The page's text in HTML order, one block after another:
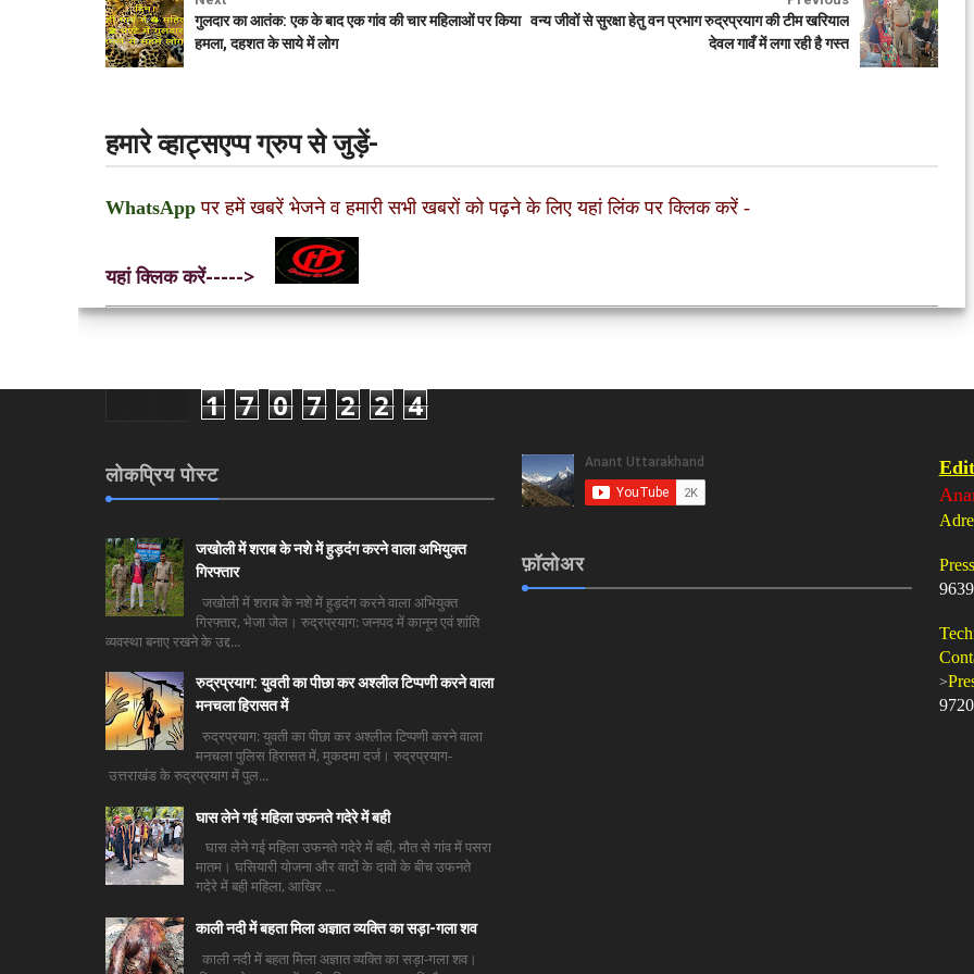
गुलदार का आतंक: एक के बाद एक गांव की चार महिलाओं पर किया
हमला, दहशत के साये में लोग
वन्य जीवों से सुरक्षा हेतु वन प्रभाग रुद्रप्रयाग की टीम खरियाल
देवल गावँ में लगा रही है गस्त
हमारे व्हाट्सएप्प ग्रुप से जुड़ें-
WhatsApp पर हमें खबरें भेजने व हमारी सभी खबरों को पढ़ने के लिए यहां लिंक पर क्लिक करें -
यहां क्लिक करें----->
1 7 0 7 2 2 4
लोकप्रिय पोस्ट
जखोली में शराब के नशे में हुड़दंग करने वाला अभियुक्त
गिरफ्तार
जखोली में शराब के नशे में हुड़दंग करने वाला अभियुक्त
गिरफ्तार, भेजा जेल। रुद्रप्रयाग: जनपद में कानून एवं शांति
व्यवस्था बनाए रखने के उद्द...
रुद्रप्रयाग: युवती का पीछा कर अश्लील टिप्पणी करने वाला
मनचला हिरासत में
रुद्रप्रयाग: युवती का पीछा कर अश्लील टिप्पणी करने वाला
मनचला पुलिस हिरासत में, मुकदमा दर्ज। रुद्रप्रयाग-
उत्तराखंड के रुद्रप्रयाग में पुल...
घास लेने गई महिला उफनते गदेरे में बही
घास लेने गई महिला उफनते गदेरे में बही, मौत से गांव में पसरा
मातम। घसियारी योजना और वादों के दावों के बीच उफनते
गदेरे में बही महिला, आखिर ...
काली नदी में बहता मिला अज्ञात व्यक्ति का सड़ा-गला शव
काली नदी में बहता मिला अज्ञात व्यक्ति का सड़ा-गला शव।
फ़ॉलोअर
>